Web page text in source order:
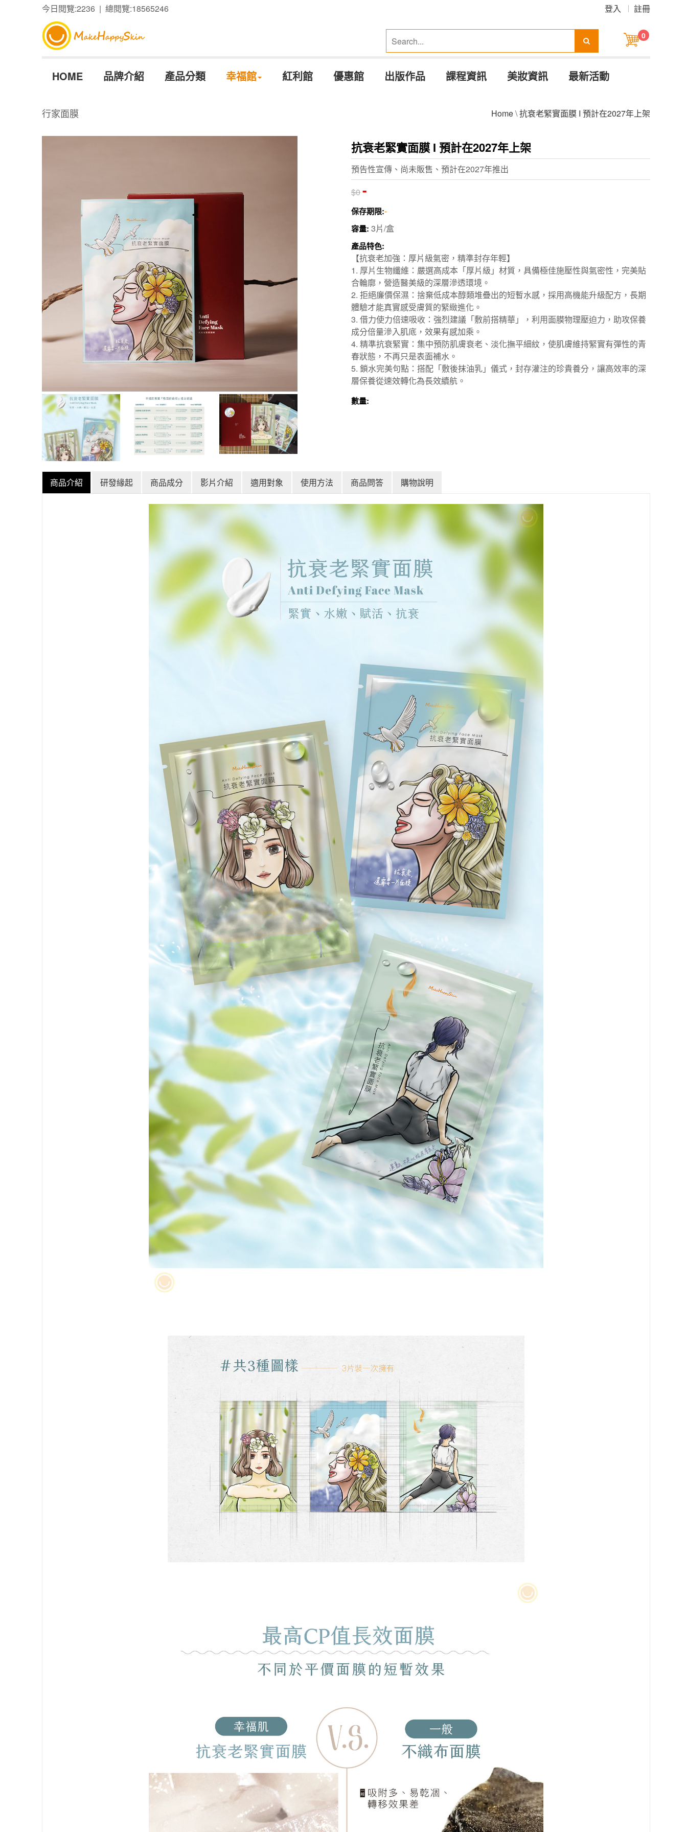
今日閱覽:2236 | 總閱覽:18565246 登入 註冊
0
HOME 品牌介紹 產品分類 幸福館 紅利館 優惠館 出版作品 課程資訊 美妝資訊 最新活動
行家面膜 Home\抗衰老緊實面膜 I 預計在2027年上架
抗衰老緊實面膜 I 預計在2027年上架
預告性宣傳、尚未販售、預計在2027年推出
$0-
保存期限:-
容量: 3片/盒
產品特色:
【抗衰老加強：厚片級氣密，精準封存年輕】
1. 厚片生物纖維：嚴選高成本「厚片級」材質，具備極佳施壓性與氣密性，完美貼
合輪廓，營造醫美級的深層滲透環境。
2. 拒絕廉價保濕：捨棄低成本醇類堆疊出的短暫水感，採用高機能升級配方，長期
體驗才能真實感受膚質的緊緻進化。
3. 借力使力倍速吸收：強烈建議「敷前搭精華」，利用面膜物理壓迫力，助攻保養
成分倍量滲入肌底，效果有感加乘。
4. 精準抗衰緊實：集中預防肌膚衰老、淡化撫平細紋，使肌膚維持緊實有彈性的青
春狀態，不再只是表面補水。
5. 鎖水完美句點：搭配「敷後抹油乳」儀式，封存灌注的珍貴養分，讓高效率的深
層保養從速效轉化為長效續航。
數量:
商品介紹 研發緣起 商品成分 影片介紹 適用對象 使用方法 商品問答 購物說明